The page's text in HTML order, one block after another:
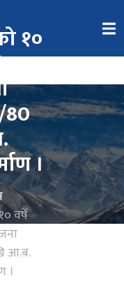
१०
।
वर्षे
आ.ब.
।